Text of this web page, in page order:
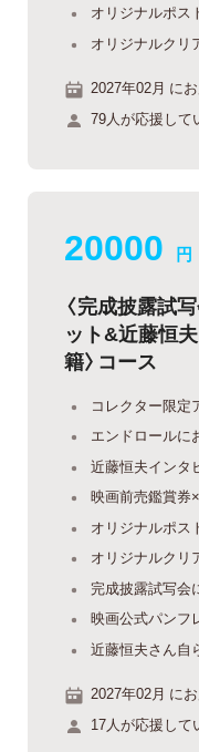
オリジナルポス
オリジナルクリ
2027年02月 に
79人が応援して
20000 円
〈完成披露試
ット&近藤恒
籍〉コース
コレクター限定
エンドロールに
近藤恒夫インタ
映画前売鑑賞券
オリジナルポス
オリジナルクリ
完成披露試写会
映画公式パンフ
近藤恒夫さん自
2027年02月 に
17人が応援して